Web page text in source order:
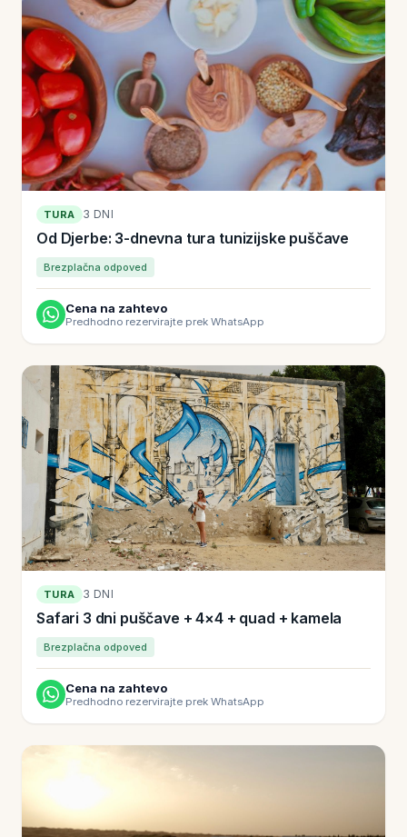
TURA 3 DNI
Od Djerbe: 3-dnevna tura tunizijske puščave
Brezplačna odpoved
Cena na zahtevo
Predhodno rezervirajte prek WhatsApp
TURA 3 DNI
Safari 3 dni puščave + 4×4 + quad + kamela
Brezplačna odpoved
Cena na zahtevo
Predhodno rezervirajte prek WhatsApp